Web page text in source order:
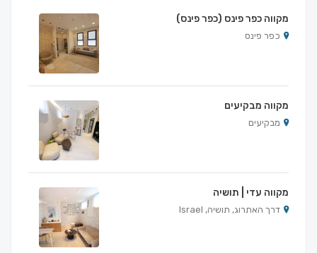
מקווה כפר פינס (כפר פינס)
כפר פינס
מקווה מבקיעים
מבקיעים
מקווה עדי | תושיה
דרך האתרוג, תושיה, Israel